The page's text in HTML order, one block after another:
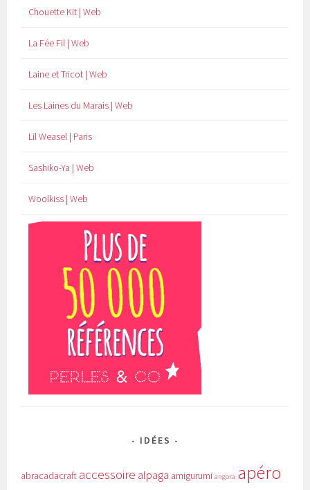
Chouette Kit | Web
La Fée Fil | Web
Laine et Tricot | Web
Les Laines du Marais | Web
Lil Weasel | Paris
Sashiko-Ya | Web
Woolkiss | Web
IDÉES
abracadacraft accessoire alpaga amigurumi angora apéro